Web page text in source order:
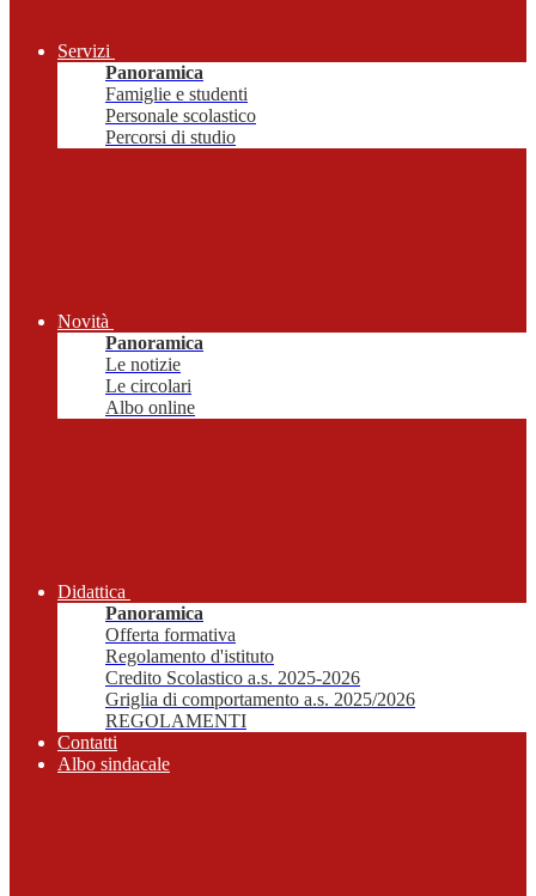
Servizi
Panoramica
Famiglie e studenti
Personale scolastico
Percorsi di studio
Novità
Panoramica
Le notizie
Le circolari
Albo online
Didattica
Panoramica
Offerta formativa
Regolamento d'istituto
Credito Scolastico a.s. 2025-2026
Griglia di comportamento a.s. 2025/2026
REGOLAMENTI
Contatti
Albo sindacale